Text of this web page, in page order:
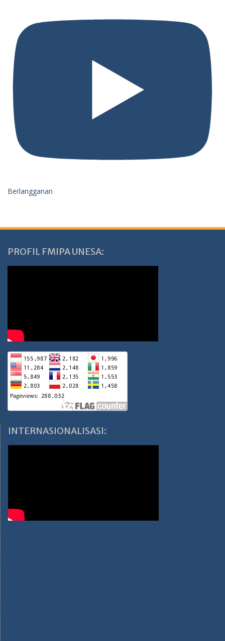
Berlangganan
PROFIL FMIPA UNESA:
INTERNASIONALISASI: